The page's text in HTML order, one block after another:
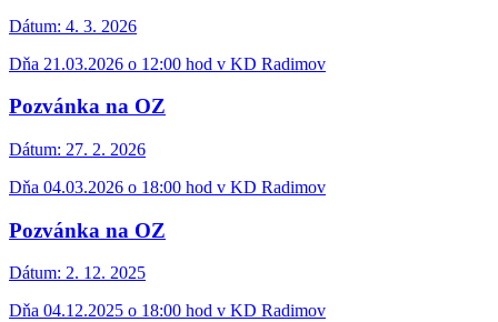
Dátum: 4. 3. 2026
Dňa 21.03.2026 o 12:00 hod v KD Radimov
Pozvánka na OZ
Dátum: 27. 2. 2026
Dňa 04.03.2026 o 18:00 hod v KD Radimov
Pozvánka na OZ
Dátum: 2. 12. 2025
Dňa 04.12.2025 o 18:00 hod v KD Radimov